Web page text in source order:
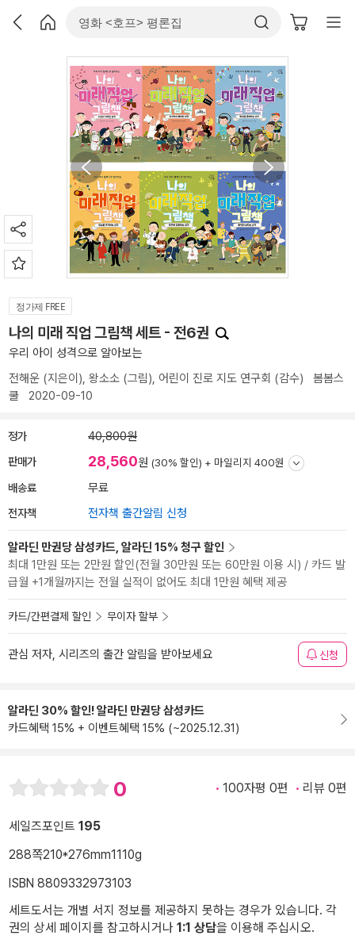
정가제 FREE
나의 미래 직업 그림책 세트 - 전6권
우리 아이 성격으로 알아보는
전해운 (지은이), 왕소소 (그림), 어린이 진로 지도 연구회 (감수) 봄봄스
쿨 2020-09-10
정가 40,800원
판매가 28,560원 (30% 할인) + 마일리지 400원
배송료 무료
전자책 전자책 출간알림 신청
알라딘 만권당 삼성카드, 알라딘 15% 청구 할인
최대 1만원 또는 2만원 할인(전월 30만원 또는 60만원 이용 시) / 카드 발
급월 +1개월까지는 전월 실적이 없어도 최대 1만원 혜택 제공
카드/간편결제 할인 무이자 할부
관심 저자, 시리즈의 출간 알림을 받아보세요 신청
알라딘 30% 할인! 알라딘 만권당 삼성카드
카드혜택 15% + 이벤트혜택 15% (~2025.12.31)
0 100자평 0편 리뷰 0편
세일즈포인트 195
288쪽210*276mm1110g
ISBN 8809332973103
세트도서는 개별 서지 정보를 제공하지 못하는 경우가 있습니다. 각
권의 상세 페이지를 참고하시거나 1:1 상담을 이용해 주십시오.